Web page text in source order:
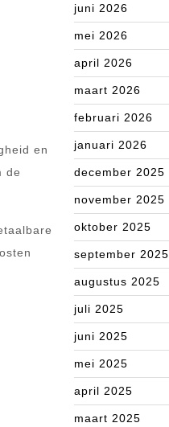
en
de
juni 2026
mei 2026
april 2026
maart 2026
februari 2026
januari 2026
december 2025
november 2025
oktober 2025
september 2025
augustus 2025
juli 2025
juni 2025
mei 2025
april 2025
maart 2025